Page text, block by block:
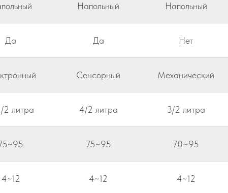
Напольный Напольный
Да Да Нет
Сенсорный Механический
2 литра 4/2 литра 3/2 литра
75~95 70~95
4~12 4~12 4~12